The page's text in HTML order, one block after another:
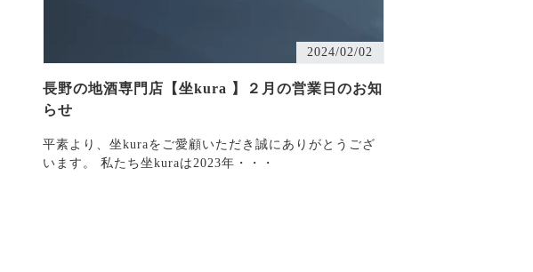
2024/02/02
長野の地酒専門店【坐kura 】２月の営業日のお知
らせ
平素より、坐kuraをご愛顧いただき誠にありがとうござ
います。 私たち坐kuraは2023年・・・